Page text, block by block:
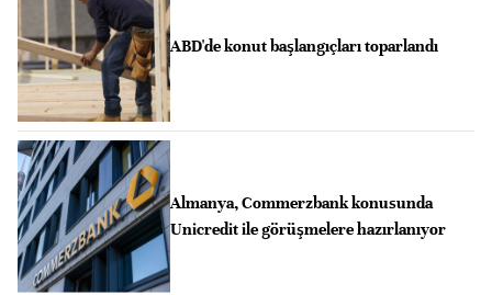
ABD'de konut başlangıçları toparlandı
Almanya, Commerzbank konusunda
Unicredit ile görüşmelere hazırlanıyor